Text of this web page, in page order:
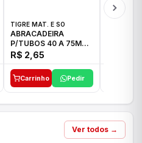
TIGRE MAT. E SO
ABRACADEIRA
P/TUBOS 40 A 75MM
TIGRE
R$ 2,65
Carrinho Pedir
Ver todos →